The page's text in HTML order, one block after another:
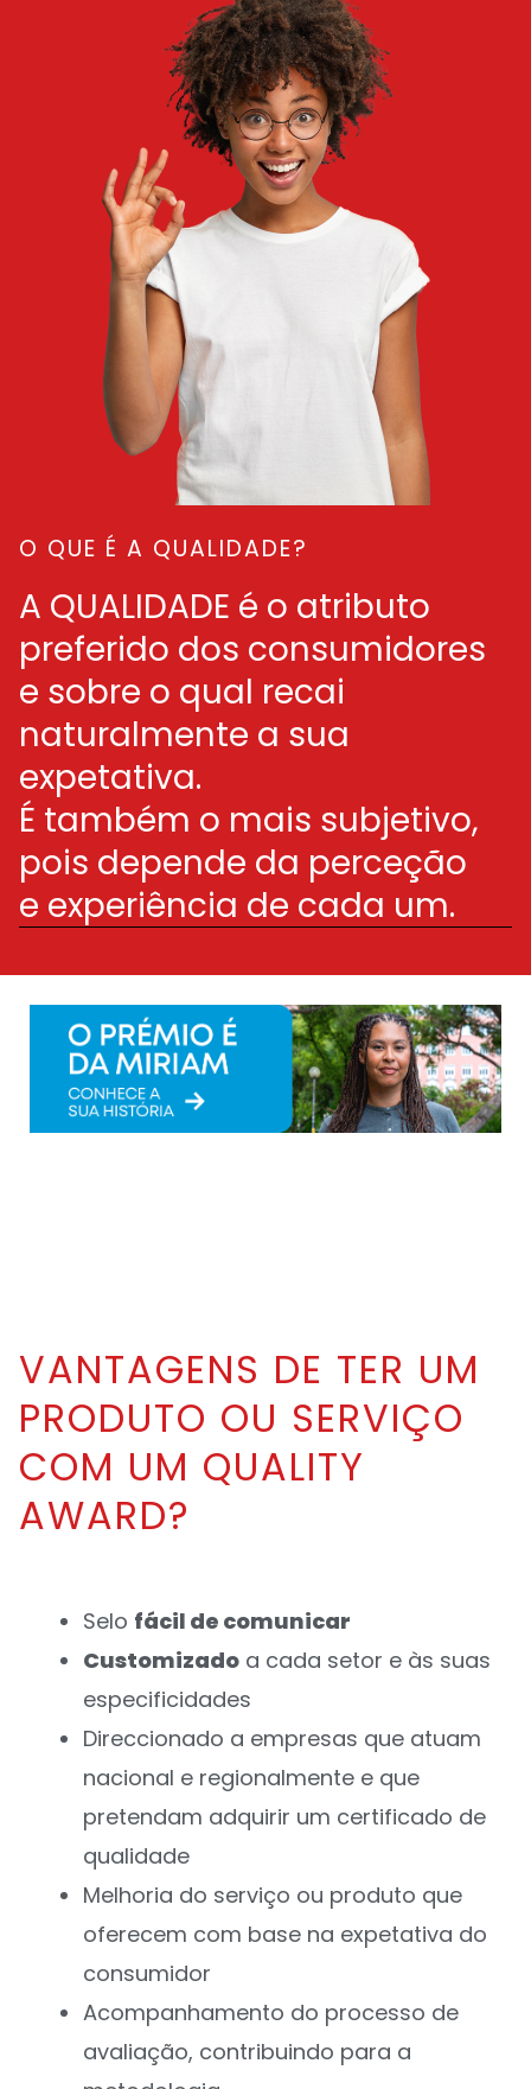
O QUE É A QUALIDADE?
A QUALIDADE é o atributo
preferido dos consumidores
e sobre o qual recai
naturalmente a sua
expetativa.
É também o mais subjetivo,
pois depende da perceção
e experiência de cada um.
VANTAGENS DE TER UM
PRODUTO OU SERVIÇO
COM UM QUALITY
AWARD?​
Selo fácil de comunicar
Customizado a cada setor e às suas
especificidades
Direccionado a empresas que atuam
nacional e regionalmente e que
pretendam adquirir um certificado de
qualidade
Melhoria do serviço ou produto que
oferecem com base na expetativa do
consumidor
Acompanhamento do processo de
avaliação, contribuindo para a